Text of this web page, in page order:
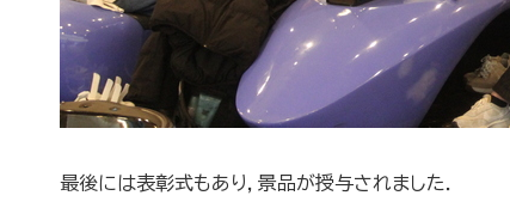
最後には表彰式もあり，景品が授与されました．